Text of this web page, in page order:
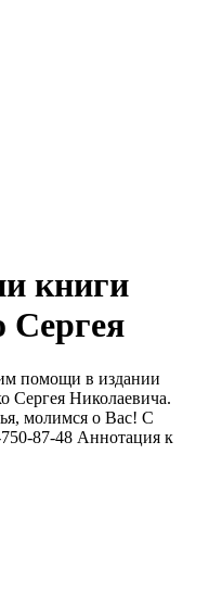
книги
Сергея
помощи в издании
Сергея Николаевича.
молимся о Вас! С
87-48 Аннотация к